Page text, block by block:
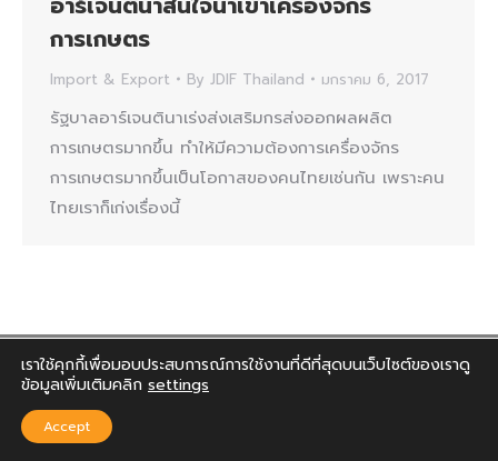
การเกษตร
Import & Export By JDIF Thailand มกราคม 6, 2017
รัฐบาลอาร์เจนตินาเร่งส่งเสริมกรส่งออกผลผลิต
การเกษตรมากขึ้น ทำให้มีความต้องการเครื่องจักร
การเกษตรมากขึ้นเป็นโอกาสของคนไทยเช่นกัน เพราะคน
ไทยเราก็เก่งเรื่องนี้
เราใช้คุกกี้เพื่อมอบประสบการณ์การใช้งานที่ดีที่สุดบนเว็บไซต์ของเราดู
ข้อมูลเพิ่มเติมคลิก settings
Accept